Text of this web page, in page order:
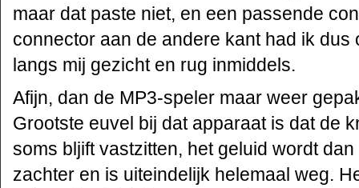
maar dat paste niet, en een passende
connector aan de andere kant had ik dus
langs mij gezicht en rug inmiddels.
Afijn, dan de MP3-speler maar weer
Grootste euvel bij dat apparaat is dat de
soms bljift vastzitten, het geluid wordt
zachter en is uiteindelijk helemaal weg.